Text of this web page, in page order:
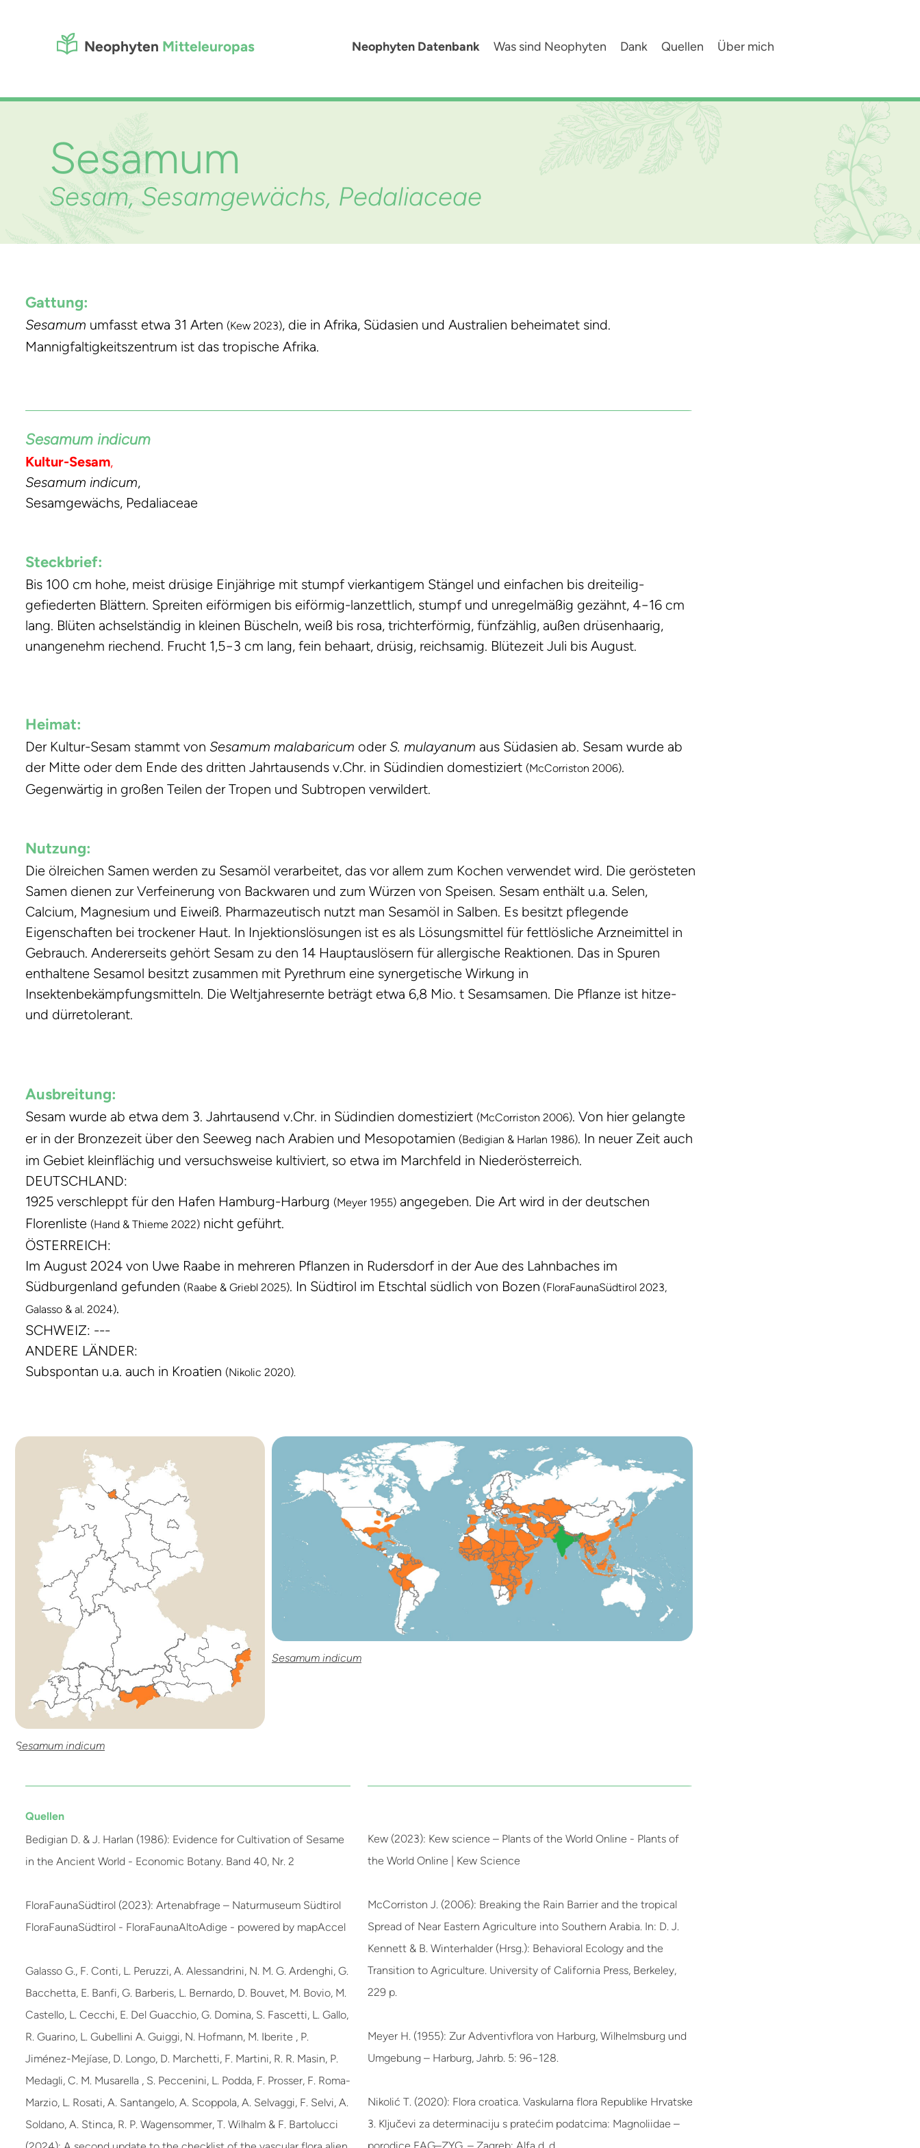
Neophyten Mitteleuropas Neophyten Datenbank Was sind Neophyten Dank Quellen Über mich
Sesamum
Sesam, Sesamgewächs, Pedaliaceae
Gattung:
Sesamum umfasst etwa 31 Arten (Kew 2023), die in Afrika, Südasien und Australien beheimatet sind.
Mannigfaltigkeitszentrum ist das tropische Afrika.
Sesamum indicum
Kultur-Sesam,
Sesamum indicum,
Sesamgewächs, Pedaliaceae
Steckbrief:
Bis 100 cm hohe, meist drüsige Einjährige mit stumpf vierkantigem Stängel und einfachen bis dreiteilig-
gefiederten Blättern. Spreiten eiförmigen bis eiförmig-lanzettlich, stumpf und unregelmäßig gezähnt, 4−16 cm
lang. Blüten achselständig in kleinen Büscheln, weiß bis rosa, trichterförmig, fünfzählig, außen drüsenhaarig,
unangenehm riechend. Frucht 1,5−3 cm lang, fein behaart, drüsig, reichsamig. Blütezeit Juli bis August.
Heimat:
Der Kultur-Sesam stammt von Sesamum malabaricum oder S. mulayanum aus Südasien ab. Sesam wurde ab
der Mitte oder dem Ende des dritten Jahrtausends v.Chr. in Südindien domestiziert (McCorriston 2006).
Gegenwärtig in großen Teilen der Tropen und Subtropen verwildert.
Nutzung:
Die ölreichen Samen werden zu Sesamöl verarbeitet, das vor allem zum Kochen verwendet wird. Die gerösteten
Samen dienen zur Verfeinerung von Backwaren und zum Würzen von Speisen. Sesam enthält u.a. Selen,
Calcium, Magnesium und Eiweiß. Pharmazeutisch nutzt man Sesamöl in Salben. Es besitzt pflegende
Eigenschaften bei trockener Haut. In Injektionslösungen ist es als Lösungsmittel für fettlösliche Arzneimittel in
Gebrauch. Andererseits gehört Sesam zu den 14 Hauptauslösern für allergische Reaktionen. Das in Spuren
enthaltene Sesamol besitzt zusammen mit Pyrethrum eine synergetische Wirkung in
Insektenbekämpfungsmitteln. Die Weltjahresernte beträgt etwa 6,8 Mio. t Sesamsamen. Die Pflanze ist hitze-
und dürretolerant.
Ausbreitung:
Sesam wurde ab etwa dem 3. Jahrtausend v.Chr. in Südindien domestiziert (McCorriston 2006). Von hier gelangte
er in der Bronzezeit über den Seeweg nach Arabien und Mesopotamien (Bedigian & Harlan 1986). In neuer Zeit auch
im Gebiet kleinflächig und versuchsweise kultiviert, so etwa im Marchfeld in Niederösterreich.
DEUTSCHLAND:
1925 verschleppt für den Hafen Hamburg-Harburg (Meyer 1955) angegeben. Die Art wird in der deutschen
Florenliste (Hand & Thieme 2022) nicht geführt.
ÖSTERREICH:
Im August 2024 von Uwe Raabe in mehreren Pflanzen in Rudersdorf in der Aue des Lahnbaches im
Südburgenland gefunden (Raabe & Griebl 2025). In Südtirol im Etschtal südlich von Bozen (FloraFaunaSüdtirol 2023,
Galasso & al. 2024).
SCHWEIZ: ---
ANDERE LÄNDER:
Subspontan u.a. auch in Kroatien (Nikolic 2020).
Sesamum indicum
Sesamum indicum
Quellen
Bedigian D. & J. Harlan (1986): Evidence for Cultivation of Sesame
in the Ancient World - Economic Botany. Band 40, Nr. 2
FloraFaunaSüdtirol (2023): Artenabfrage – Naturmuseum Südtirol
FloraFaunaSüdtirol - FloraFaunaAltoAdige - powered by mapAccel
Galasso G., F. Conti, L. Peruzzi, A. Alessandrini, N. M. G. Ardenghi, G.
Bacchetta, E. Banfi, G. Barberis, L. Bernardo, D. Bouvet, M. Bovio, M.
Castello, L. Cecchi, E. Del Guacchio, G. Domina, S. Fascetti, L. Gallo,
R. Guarino, L. Gubellini A. Guiggi, N. Hofmann, M. Iberite , P.
Jiménez-Mejíase, D. Longo, D. Marchetti, F. Martini, R. R. Masin, P.
Medagli, C. M. Musarella , S. Peccenini, L. Podda, F. Prosser, F. Roma-
Marzio, L. Rosati, A. Santangelo, A. Scoppola, A. Selvaggi, F. Selvi, A.
Soldano, A. Stinca, R. P. Wagensommer, T. Wilhalm & F. Bartolucci
Kew (2023): Kew science – Plants of the World Online - Plants of
the World Online | Kew Science
McCorriston J. (2006): Breaking the Rain Barrier and the tropical
Spread of Near Eastern Agriculture into Southern Arabia. In: D. J.
Kennett & B. Winterhalder (Hrsg.): Behavioral Ecology and the
Transition to Agriculture. University of California Press, Berkeley,
229 p.
Meyer H. (1955): Zur Adventivflora von Harburg, Wilhelmsburg und
Umgebung – Harburg, Jahrb. 5: 96−128.
Nikolić T. (2020): Flora croatica. Vaskularna flora Republike Hrvatske
3. Ključevi za determinaciju s pratećim podatcima: Magnoliidae –
porodice FAG–ZYG. – Zagreb: Alfa d. d.